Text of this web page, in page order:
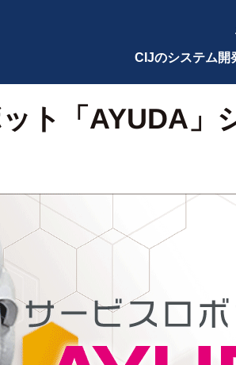
CIJのシステム開
ト「AYUDA」